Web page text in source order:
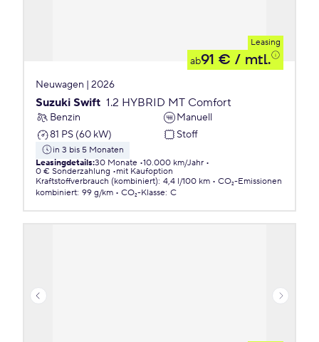
Leasing
ab91 € / mtl.
Neuwagen | 2026
Suzuki Swift 1.2 HYBRID MT Comfort
Benzin
Manuell
81 PS (60 kW)
Stoff
in 3 bis 5 Monaten
Leasingdetails:30 Monate 10.000 km/Jahr
0 € Sonderzahlung
mit Kaufoption
Kraftstoffverbrauch (kombiniert): 4,4 l/100 km
CO₂-Emissionen
kombiniert: 99 g/km CO₂-Klasse: C